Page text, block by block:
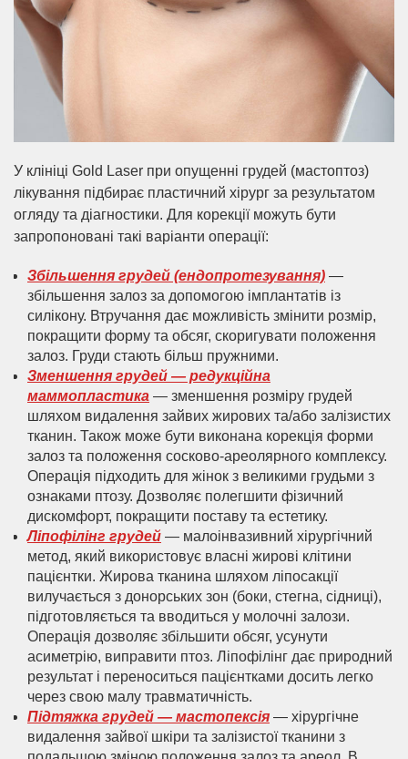
У клініці Gold Laser при опущенні грудей (мастоптоз)
лікування підбирає пластичний хірург за результатом
огляду та діагностики. Для корекції можуть бути
запропоновані такі варіанти операції:
Збільшення грудей (ендопротезування) —
збільшення залоз за допомогою імплантатів із
силікону. Втручання дає можливість змінити розмір,
покращити форму та обсяг, скоригувати положення
залоз. Груди стають більш пружними.
Зменшення грудей — редукційна
маммопластика — зменшення розміру грудей
шляхом видалення зайвих жирових та/або залізистих
тканин. Також може бути виконана корекція форми
залоз та положення сосково-ареолярного комплексу.
Операція підходить для жінок з великими грудьми з
ознаками птозу. Дозволяє полегшити фізичний
дискомфорт, покращити поставу та естетику.
Ліпофілінг грудей — малоінвазивний хірургічний
метод, який використовує власні жирові клітини
пацієнтки. Жирова тканина шляхом ліпосакції
вилучається з донорських зон (боки, стегна, сідниці),
підготовляється та вводиться у молочні залози.
Операція дозволяє збільшити обсяг, усунути
асиметрію, виправити птоз. Ліпофілінг дає природний
результат і переноситься пацієнтками досить легко
через свою малу травматичність.
Підтяжка грудей — мастопексія — хірургічне
видалення зайвої шкіри та залізистої тканини з